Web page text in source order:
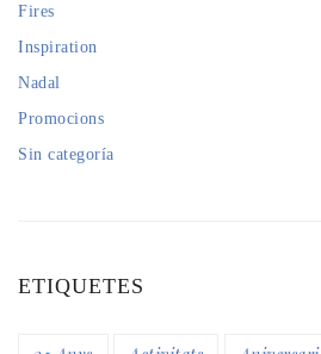
Fires
Inspiration
Nadal
Promocions
Sin categoría
ETIQUETES